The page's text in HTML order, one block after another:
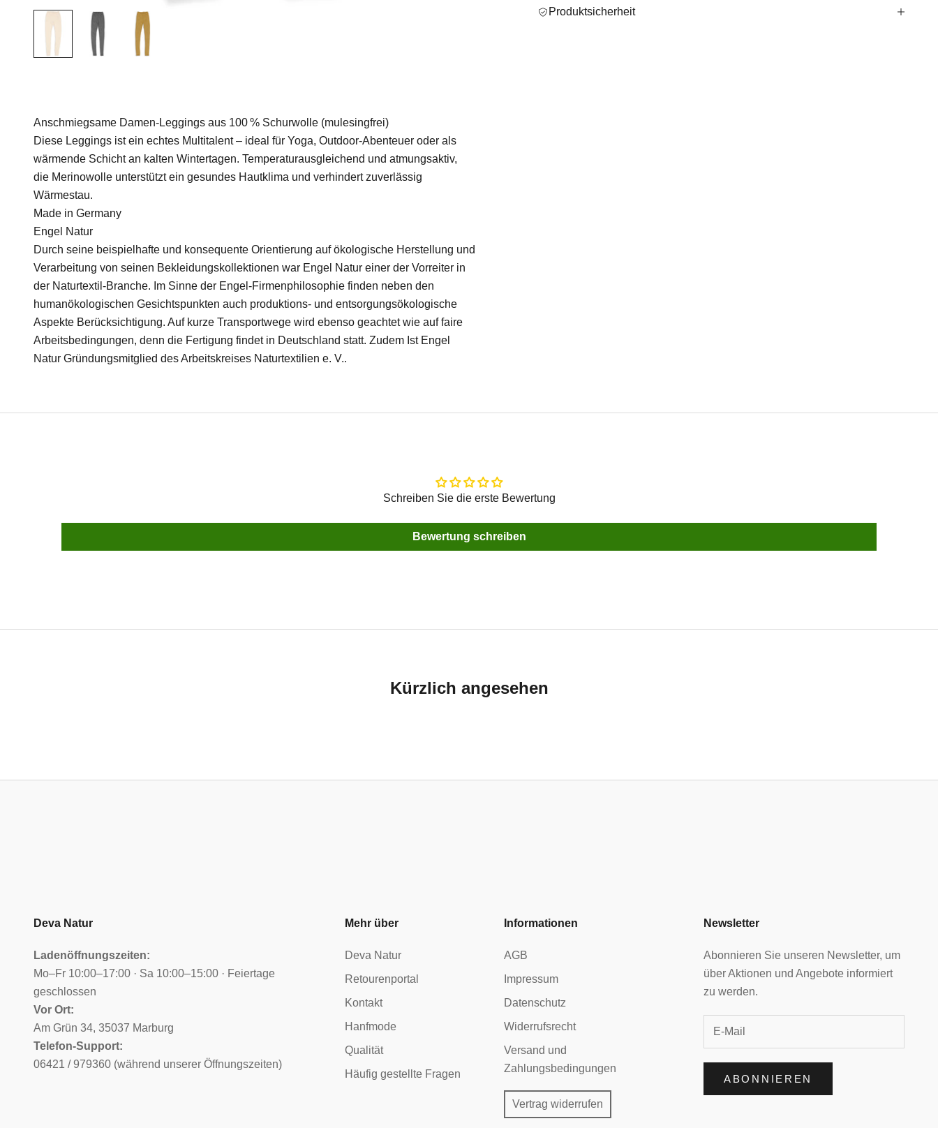
Produktsicherheit
Anschmiegsame Damen-Leggings aus 100 % Schurwolle (mulesingfrei)
Diese Leggings ist ein echtes Multitalent – ideal für Yoga, Outdoor-Abenteuer oder als
wärmende Schicht an kalten Wintertagen. Temperaturausgleichend und atmungsaktiv,
die Merinowolle unterstützt ein gesundes Hautklima und verhindert zuverlässig
Wärmestau.
Made in Germany
Engel Natur
Durch seine beispielhafte und konsequente Orientierung auf ökologische Herstellung und
Verarbeitung von seinen Bekleidungskollektionen war Engel Natur einer der Vorreiter in
der Naturtextil-Branche. Im Sinne der Engel-Firmenphilosophie finden neben den
humanökologischen Gesichtspunkten auch produktions- und entsorgungsökologische
Aspekte Berücksichtigung. Auf kurze Transportwege wird ebenso geachtet wie auf faire
Arbeitsbedingungen, denn die Fertigung findet in Deutschland statt. Zudem Ist Engel
Natur Gründungsmitglied des Arbeitskreises Naturtextilien e. V..
Schreiben Sie die erste Bewertung
Bewertung schreiben
Kürzlich angesehen
Deva Natur
Ladenöffnungszeiten:
Mo–Fr 10:00–17:00 · Sa 10:00–15:00 · Feiertage
geschlossen
Vor Ort:
Am Grün 34, 35037 Marburg
Telefon-Support:
06421 / 979360 (während unserer Öffnungszeiten)
Mehr über
Deva Natur
Retourenportal
Kontakt
Hanfmode
Qualität
Häufig gestellte Fragen
Informationen
AGB
Impressum
Datenschutz
Widerrufsrecht
Versand und
Zahlungsbedingungen
Vertrag widerrufen
Newsletter
Abonnieren Sie unseren Newsletter, um
über Aktionen und Angebote informiert
zu werden.
ABONNIEREN